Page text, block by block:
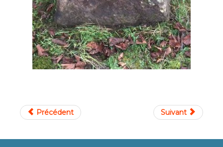
Précédent Suivant